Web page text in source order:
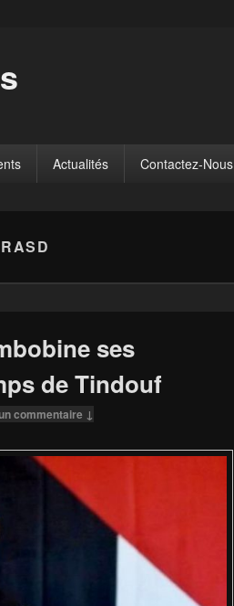
Actualités Contactez-Nous
RASD
ses
de Tindouf
commentaire ↓